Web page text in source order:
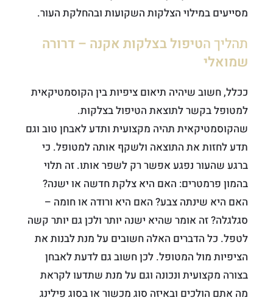
מסייעים במילוי הצלקות השקועות ובהחלקת העור.
תהליך הטיפול בצלקות אקנה – דרורה
שמואלי
ככלל, חשוב שיהיה תיאום ציפיות בין הקוסמטיקאית
למטופל בקשר לתוצאת הטיפול בצלקות.
שהקוסמטיקאית תהיה מקצועית ותדע לאבחן טוב וגם
תדע לחזות את התוצאה ולשקף אותה למטופל. כי
ברגע שהעור נפגע אפשר רק לשפר אותו. זה תלוי
בהמון פרמטרים: האם היא צלקת חדשה או ישנה?
האם היא שינתה צבע? האם היא ורודה או חומה –
סגלגלה? זה אומר שהיא ישנה יותר ולכן גם יותר קשה
לטפל. כל הדברים האלה חשובים על מנת לבנות את
הציפיות מול המטופל. לכן חשוב גם לדעת לאבחן
בצורה מקצועית ונכונה וגם על מנת שתדעו לקראת
מה אתם הולכים ובאיזה סוג מכשור או בסוג פילינג